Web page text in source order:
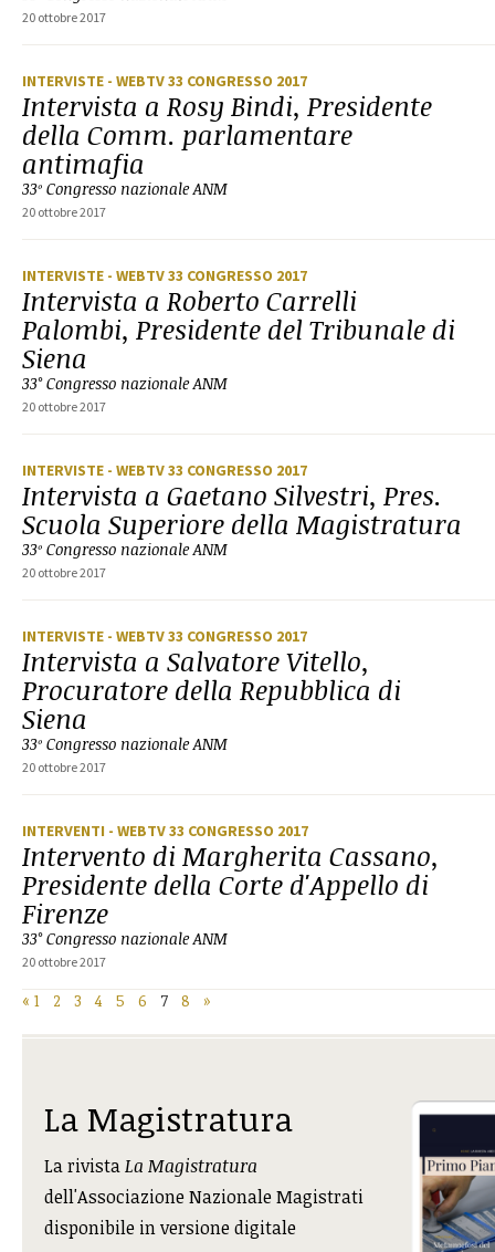
20 ottobre 2017
INTERVISTE - WEBTV 33 CONGRESSO 2017
Intervista a Rosy Bindi, Presidente
della Comm. parlamentare
antimafia
33º Congresso nazionale ANM
20 ottobre 2017
INTERVISTE - WEBTV 33 CONGRESSO 2017
Intervista a Roberto Carrelli
Palombi, Presidente del Tribunale di
Siena
33° Congresso nazionale ANM
20 ottobre 2017
INTERVISTE - WEBTV 33 CONGRESSO 2017
Intervista a Gaetano Silvestri, Pres.
Scuola Superiore della Magistratura
33º Congresso nazionale ANM
20 ottobre 2017
INTERVISTE - WEBTV 33 CONGRESSO 2017
Intervista a Salvatore Vitello,
Procuratore della Repubblica di
Siena
33º Congresso nazionale ANM
20 ottobre 2017
INTERVENTI - WEBTV 33 CONGRESSO 2017
Intervento di Margherita Cassano,
Presidente della Corte d'Appello di
Firenze
33° Congresso nazionale ANM
20 ottobre 2017
« 1 2 3 4 5 6 7 8 »
La Magistratura
La rivistaLa Magistratura
dell'Associazione Nazionale Magistrati
disponibile in versione digitale